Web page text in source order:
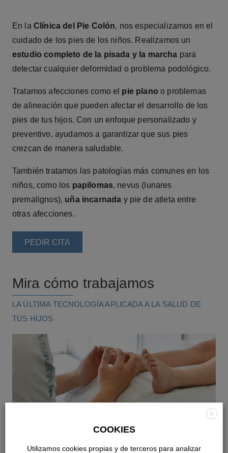
En la Clínica del Pie Colón, nos especializamos en el
cuidado de los pies de los niños. Realizamos un
estudio completo de la pisada y la marcha para
detectar cualquier deformidad o problema podológico.
Tratamos afecciones como el pie plano o problemas
de alineación que pueden afectar el desarrollo de los
pies de tus hijos. Con un enfoque personalizado y
preventivo, ayudamos a garantizar que sus pies
crezcan de manera saludable.
También tratamos las patologías más comunes en los
niños, como los papilomas, nevus (lunares
premalignos), uña incarnada y pie de atleta entre
otras afecciones.
PEDIR CITA
Mira cómo trabajamos
LA ÚLTIMA TECNOLOGÍA APLICADA A LA SALUD DE
TUS HIJOS
X
COOKIES
Utilizamos cookies propias y de terceros para analizar